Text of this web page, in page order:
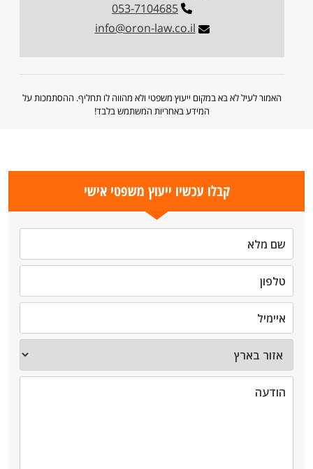
053-7104685
info@oron-law.co.il
האמור לעיל לא בא במקום ייעוץ משפטי ולא מהווה לו תחליף. ההסתמכות על
המידע באחריות המשתמש בלבד!
קבלו עכשיו ייעוץ משפטי אישי